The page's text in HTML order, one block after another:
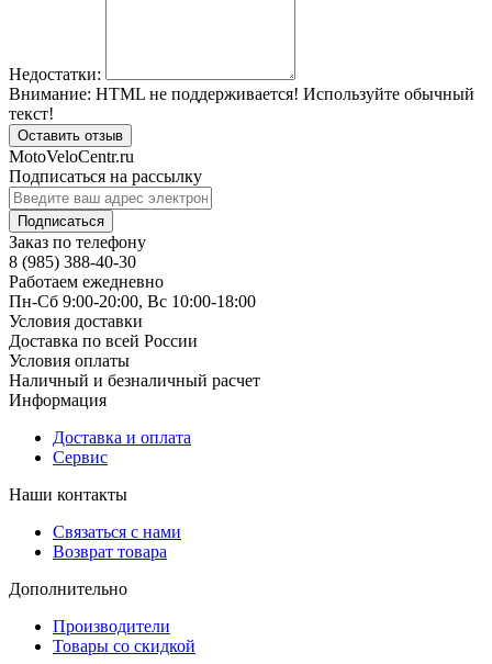
Недостатки:
Внимание: HTML не поддерживается! Используйте обычный
текст!
Оставить отзыв
MotoVeloCentr.ru
Подписаться на рассылку
Подписаться
Заказ по телефону
8 (985) 388-40-30
Работаем ежедневно
Пн-Сб 9:00-20:00, Вс 10:00-18:00
Условия доставки
Доставка по всей России
Условия оплаты
Наличный и безналичный расчет
Информация
Доставка и оплата
Сервис
Наши контакты
Связаться с нами
Возврат товара
Дополнительно
Производители
Товары со скидкой